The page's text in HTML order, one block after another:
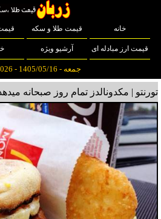
خانه قیمت طلا و سکه
قیمت ارز مبادله ای آرشیو ویژه
جمعه - 1405/05/16 - Aug 06 2026
تورنتو | مکدونالدز تمام روز صبحانه